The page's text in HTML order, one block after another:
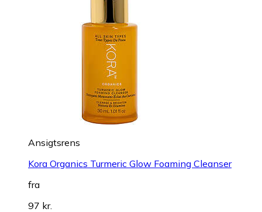
Ansigtsrens
Kora Organics Turmeric Glow Foaming Cleanser
fra
97 kr.